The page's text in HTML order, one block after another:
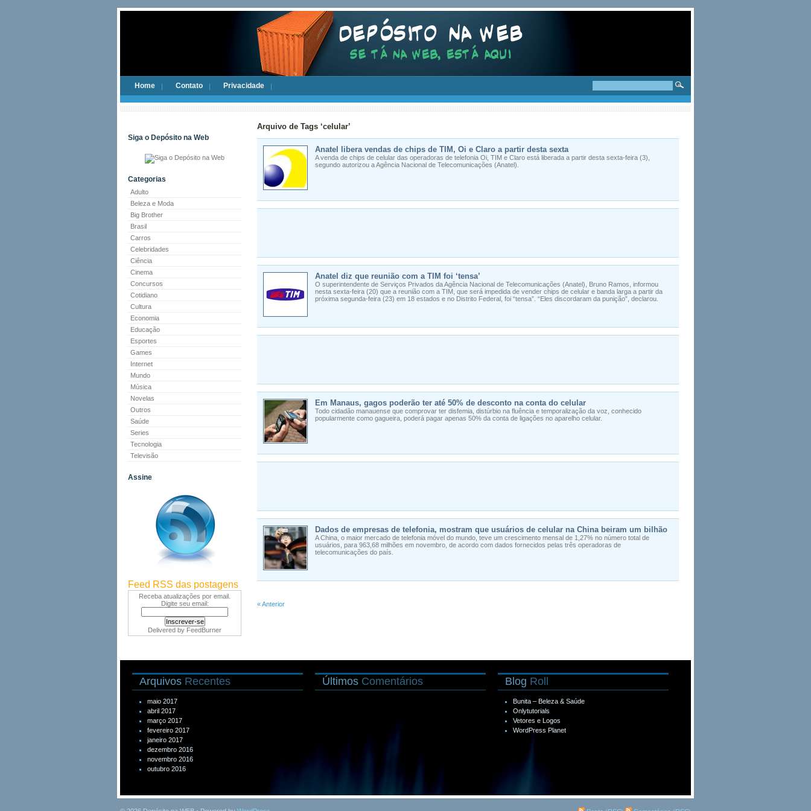
Home Contato Privacidade
Siga o Depósito na Web
Categorias
Adulto
Beleza e Moda
Big Brother
Brasil
Carros
Celebridades
Ciência
Cinema
Concursos
Cotidiano
Cultura
Economia
Educação
Esportes
Games
Internet
Mundo
Música
Novelas
Outros
Saúde
Series
Tecnologia
Televisão
Assine
Feed RSS das postagens
Receba atualizações por email.
Digite seu email:
Delivered by FeedBurner
Arquivo de Tags ‘celular’
Anatel libera vendas de chips de TIM, Oi e Claro a partir desta sexta
A venda de chips de celular das operadoras de telefonia Oi, TIM e Claro está liberada a partir desta sexta-feira (3),
segundo autorizou a Agência Nacional de Telecomunicações (Anatel).
Anatel diz que reunião com a TIM foi ‘tensa’
O superintendente de Serviços Privados da Agência Nacional de Telecomunicações (Anatel), Bruno Ramos, informou
nesta sexta-feira (20) que a reunião com a TIM, que será impedida de vender chips de celular e banda larga a partir da
próxima segunda-feira (23) em 18 estados e no Distrito Federal, foi “tensa”. “Eles discordaram da punição”, declarou.
Em Manaus, gagos poderão ter até 50% de desconto na conta do celular
Todo cidadão manauense que comprovar ter disfemia, distúrbio na fluência e temporalização da voz, conhecido
popularmente como gagueira, poderá pagar apenas 50% da conta de ligações no aparelho celular.
Dados de empresas de telefonia, mostram que usuários de celular na China beiram um bilhão
A China, o maior mercado de telefonia móvel do mundo, teve um crescimento mensal de 1,27% no número total de
usuários, para 963,68 milhões em novembro, de acordo com dados fornecidos pelas três operadoras de
telecomunicações do país.
« Anterior
Arquivos Recentes
maio 2017
abril 2017
março 2017
fevereiro 2017
janeiro 2017
dezembro 2016
novembro 2016
outubro 2016
Últimos Comentários Blog Roll
Bunita – Beleza & Saúde
Onlytutorials
Vetores e Logos
WordPress Planet